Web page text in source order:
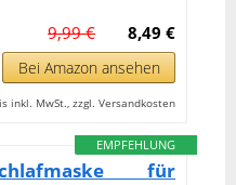
8,49 €
9,99 €
Bei Amazon ansehen
inkl. MwSt., zzgl. Versandkosten
EMPFEHLUNG
für